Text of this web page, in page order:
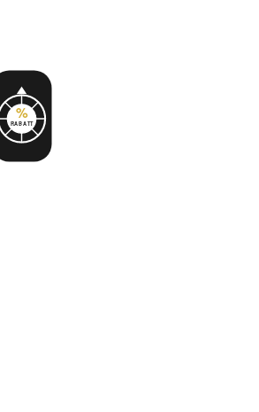
%
RABATT